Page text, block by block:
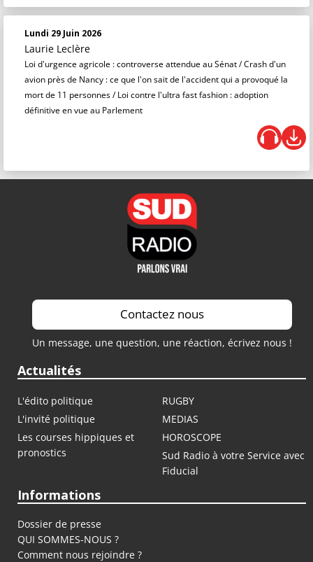
Lundi 29 Juin 2026
Laurie Leclère
Loi d'urgence agricole : controverse attendue au Sénat / Crash d'un
avion près de Nancy : ce que l'on sait de l'accident qui a provoqué la
mort de 11 personnes / Loi contre l'ultra fast fashion : adoption
définitive en vue au Parlement
Contactez nous
Un message, une question, une réaction, écrivez nous !
Actualités
L'édito politique
RUGBY
L'invité politique
MEDIAS
Les courses hippiques et
pronostics
HOROSCOPE
Sud Radio à votre Service avec
Fiducial
Informations
Dossier de presse
QUI SOMMES-NOUS ?
Comment nous rejoindre ?